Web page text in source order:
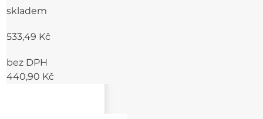
skladem
533,49 Kč
bez DPH
440,90 Kč